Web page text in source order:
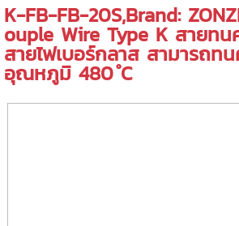
K-FB-FB-20S,Brand:
ouple Wire Type K สายท
สายไฟเบอร์กลาส สามารถท
อุณหภูมิ 480 ํC